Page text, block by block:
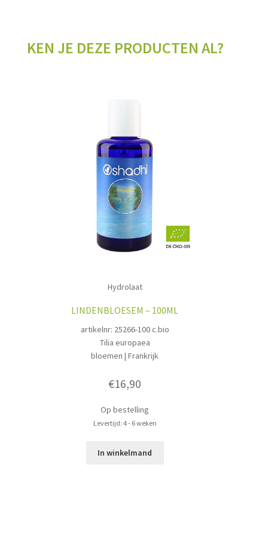
KEN JE DEZE PRODUCTEN AL?
Hydrolaat
LINDENBLOESEM – 100ML
artikelnr: 25266-100 c.bio
Tilia europaea
bloemen | Frankrijk
€16,90
Op bestelling
Levertijd: 4 - 6 weken
In winkelmand